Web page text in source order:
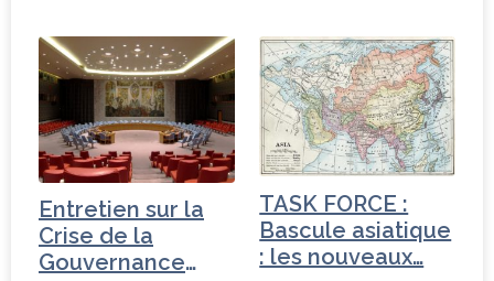
Entretien sur la
Crise de la
Gouvernance
TASK FORCE :
Bascule asiatique
: les nouveaux…